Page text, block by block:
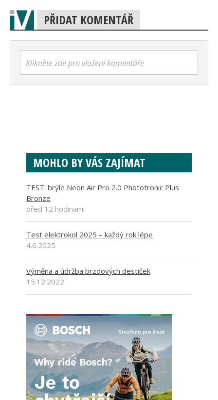
PŘIDAT KOMENTÁŘ
Klikněte zde pro vložení komentáře
MOHLO BY VÁS ZAJÍMAT
TEST: brýle Neon Air Pro 2.0 Phototronic Plus
Bronze
před 12 hodinami
Test elektrokol 2025 – každý rok lépe
4.6.2025
Výměna a údržba brzdových destiček
15.12.2022